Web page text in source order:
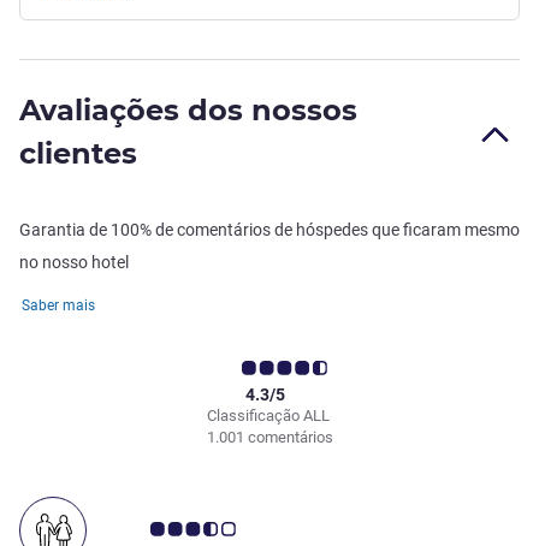
Avaliações dos nossos
clientes
Garantia de 100% de comentários de hóspedes que ficaram mesmo
no nosso hotel
Saber mais
Classificação ALL
4.3/5
1.001 comentários
Nota clientes Avis 3.5/5